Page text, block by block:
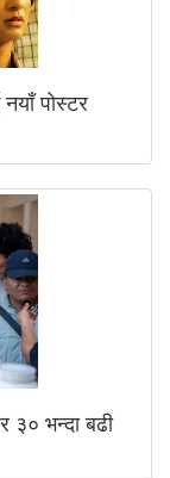
पोस्टर
भन्दा बढी